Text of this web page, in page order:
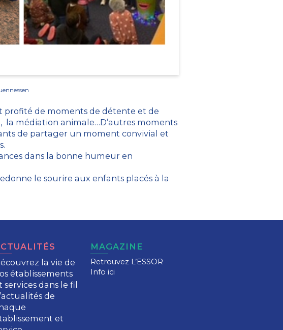
profité de moments de détente et de
la médiation animale…D’autres moments
de partager un moment convivial et
dans la bonne humeur en
le sourire aux enfants placés à la
la vie de
établissements
services dans le fil
de
et
MAGAZINE
Retrouvez L’ESSOR
Info ici